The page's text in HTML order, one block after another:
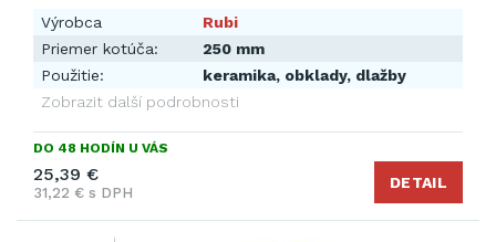
Výrobca
Rubi
Priemer kotúča:
250 mm
Použitie:
keramika, obklady, dlažby
Zobrazit další podrobnosti
DO 48 HODÍN U VÁS
25,39 €
31,22 € s DPH
DETAIL